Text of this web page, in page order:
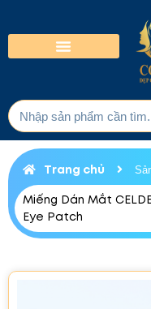
Trang chủ
Miếng Dán Mắt
Eye Patch